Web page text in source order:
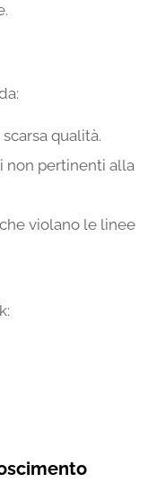
qualità.
non pertinenti alla
violano le linee